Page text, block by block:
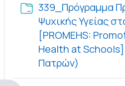
339_Πρόγραμμα
Ψυχικής Υγείας
[PROMEHS:
Health at
Πατρών)